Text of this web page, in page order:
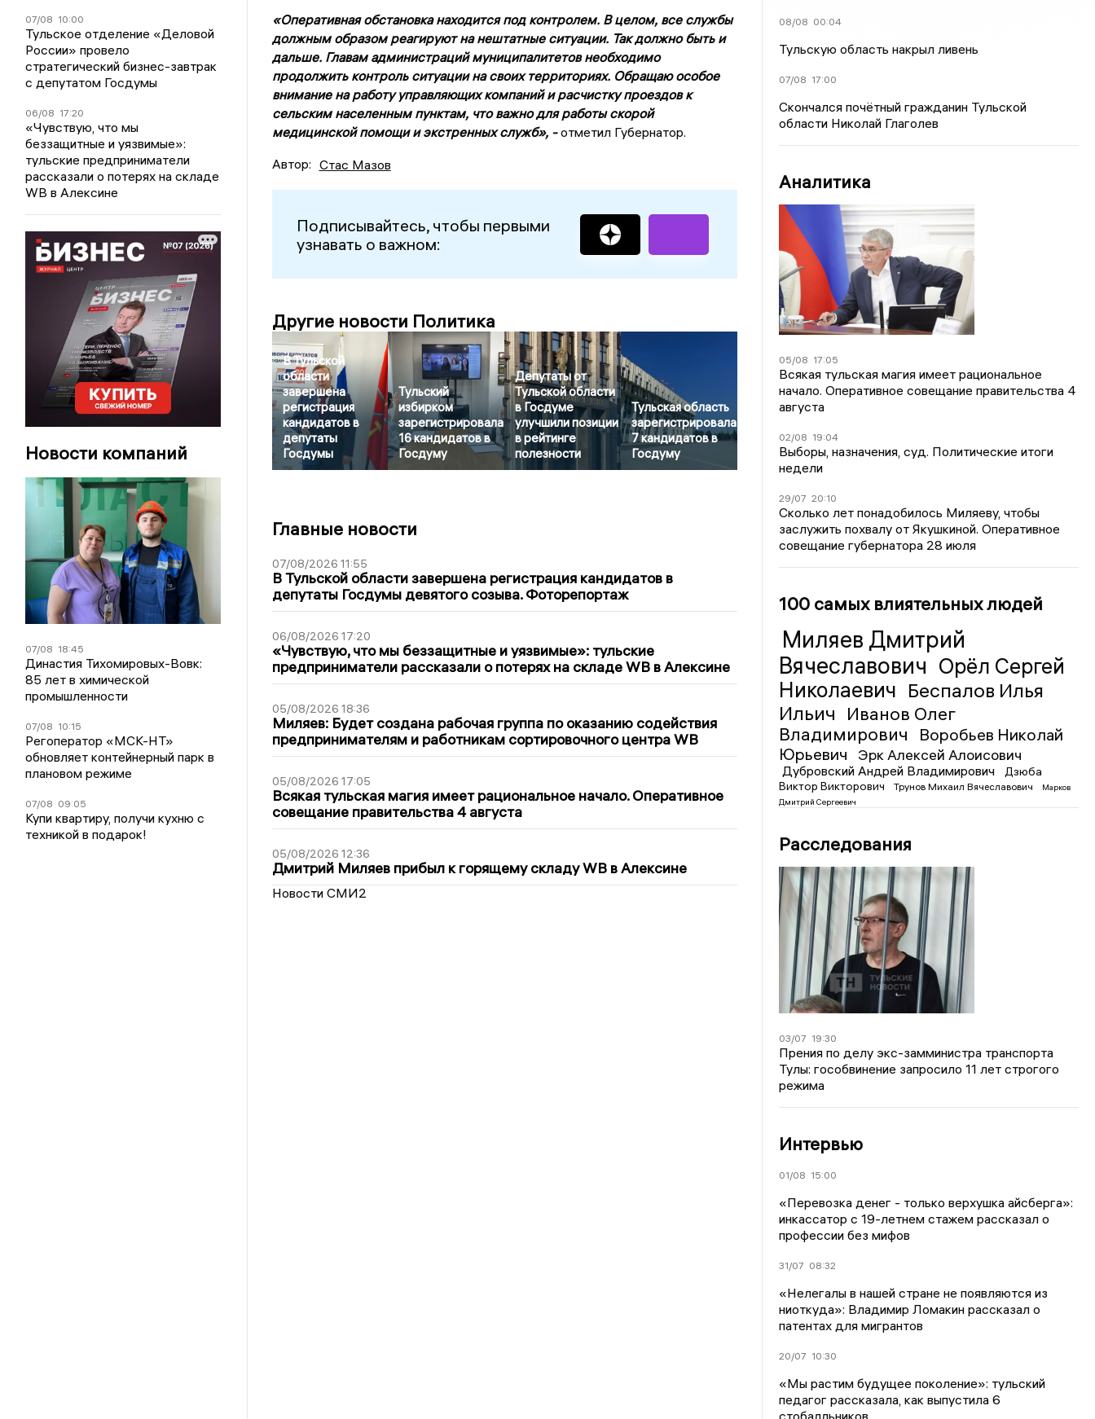
07/08 10:00
Тульское отделение «Деловой
России» провело
стратегический бизнес-завтрак
с депутатом Госдумы
06/08 17:20
«Чувствую, что мы
беззащитные и уязвимые»:
тульские предприниматели
рассказали о потерях на складе
WB в Алексине
Новости компаний
07/08 18:45
Династия Тихомировых-Вовк:
85 лет в химической
промышленности
07/08 10:15
Регоператор «МСК-НТ»
обновляет контейнерный парк в
плановом режиме
07/08 09:05
Купи квартиру, получи кухню с
техникой в подарок!
«Оперативная обстановка находится под контролем. В целом, все службы
должным образом реагируют на нештатные ситуации. Так должно быть и
дальше. Главам администраций муниципалитетов необходимо
продолжить контроль ситуации на своих территориях. Обращаю особое
внимание на работу управляющих компаний и расчистку проездов к
сельским населенным пунктам, что важно для работы скорой
медицинской помощи и экстренных служб», - отметил Губернатор.
Автор: Стас Мазов
Подписывайтесь, чтобы первыми
узнавать о важном:
Другие новости Политика
В Тульской
области
завершена
регистрация
кандидатов в
депутаты
Госдумы
Тульский
избирком
зарегистрировала
16 кандидатов в
Госдуму
Депутаты от
Тульской области
в Госдуме
улучшили позиции
в рейтинге
полезности
Тульская область
зарегистрировала
7 кандидатов в
Госдуму
Главные новости
07/08/2026 11:55
В Тульской области завершена регистрация кандидатов в
депутаты Госдумы девятого созыва. Фоторепортаж
06/08/2026 17:20
«Чувствую, что мы беззащитные и уязвимые»: тульские
предприниматели рассказали о потерях на складе WB в Алексине
05/08/2026 18:36
Миляев: Будет создана рабочая группа по оказанию содействия
предпринимателям и работникам сортировочного центра WB
05/08/2026 17:05
Всякая тульская магия имеет рациональное начало. Оперативное
совещание правительства 4 августа
05/08/2026 12:36
Дмитрий Миляев прибыл к горящему складу WB в Алексине
Новости СМИ2
08/08 00:04
Тульскую область накрыл ливень
07/08 17:00
Скончался почётный гражданин Тульской
области Николай Глаголев
Аналитика
05/08 17:05
Всякая тульская магия имеет рациональное
начало. Оперативное совещание правительства 4
августа
02/08 19:04
Выборы, назначения, суд. Политические итоги
недели
29/07 20:10
Сколько лет понадобилось Миляеву, чтобы
заслужить похвалу от Якушкиной. Оперативное
совещание губернатора 28 июля
100 самых влиятельных людей
Миляев Дмитрий
Вячеславович Орёл Сергей
Николаевич Беспалов Илья
Ильич
Иванов Олег
Владимирович
Воробьев Николай
Юрьевич
Эрк Алексей Алоисович
Дубровский Андрей Владимирович
Дзюба
Виктор Викторович
Трунов Михаил Вячеславович
Марков
Дмитрий Сергеевич
Расследования
03/07 19:30
Прения по делу экс-замминистра транспорта
Тулы: гособвинение запросило 11 лет строгого
режима
Интервью
01/08 15:00
«Перевозка денег - только верхушка айсберга»:
инкассатор с 19-летнем стажем рассказал о
профессии без мифов
31/07 08:32
«Нелегалы в нашей стране не появляются из
ниоткуда»: Владимир Ломакин рассказал о
патентах для мигрантов
20/07 10:30
«Мы растим будущее поколение»: тульский
педагог рассказала, как выпустила 6
стобалльников